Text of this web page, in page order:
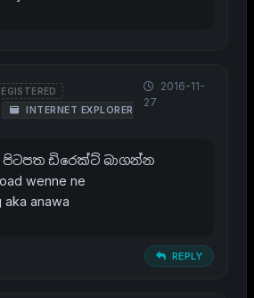
INTERNET EXPLORER
2016-11-
27
පිටපත ඩිරෙක්ට් බාගන්න
wenne ne
anawa
REPLY